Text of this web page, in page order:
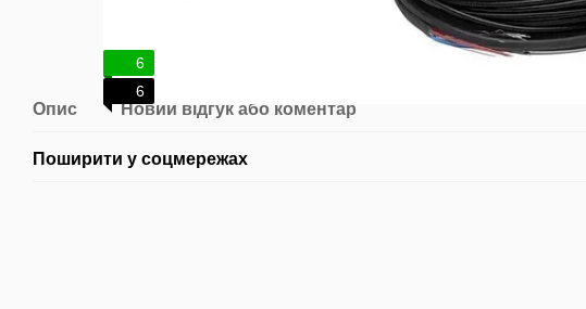
6
6
Опис Новий відгук або коментар
Поширити у соцмережах